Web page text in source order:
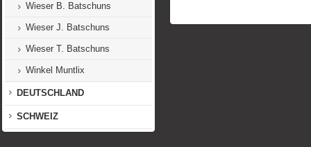
Wieser B. Batschuns
Wieser J. Batschuns
Wieser T. Batschuns
Winkel Muntlix
DEUTSCHLAND
SCHWEIZ